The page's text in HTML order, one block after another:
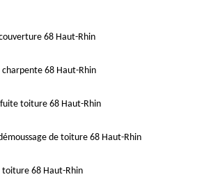
68 Haut-Rhin
68 Haut-Rhin
toiture 68 Haut-Rhin
de toiture 68 Haut-Rhin
toiture 68 Haut-Rhin